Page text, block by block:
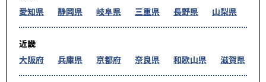
愛知県
静岡県 岐阜県 三重県 長野県 山梨県
近畿
大阪府
兵庫県 京都府 奈良県 和歌山県 滋賀県